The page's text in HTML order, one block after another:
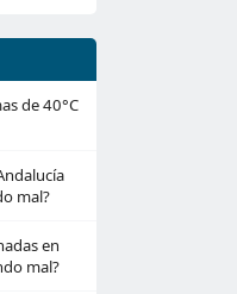
de 40°C
mal?
en
mal?